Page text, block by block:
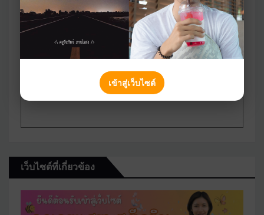
เว็บไซต์ที่เกี่ยวข้อง
เข้าสู่เว็บไซต์